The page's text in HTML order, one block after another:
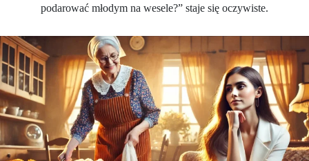
podarować młodym na wesele?” staje się oczywiste.